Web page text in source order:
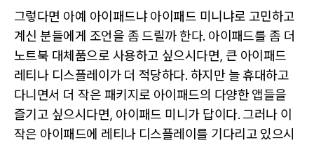
그렇다면 아예 아이패드냐 아이패드 미니냐로 고민하고
계신 분들에게 조언을 좀 드릴까 한다. 아이패드를 좀 더
노트북 대체품으로 사용하고 싶으시다면, 큰 아이패드
레티나 디스플레이가 더 적당하다. 하지만 늘 휴대하고
다니면서 더 작은 패키지로 아이패드의 다양한 앱들을
즐기고 싶으시다면, 아이패드 미니가 답이다. 그러나 이
작은 아이패드에 레티나 디스플레이를 기다리고 있으시